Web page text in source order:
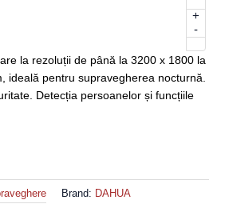
-
+
la rezoluții de până la 3200 x 1800 la
ideală pentru supravegherea nocturnă.
Detecția persoanelor și funcțiile
Brand: DAHUA